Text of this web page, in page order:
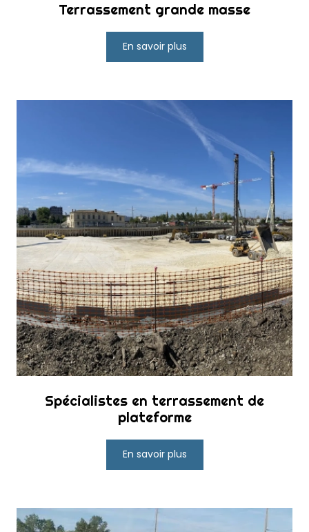
Terrassement grande masse
En savoir plus
Spécialistes en terrassement de
plateforme
En savoir plus